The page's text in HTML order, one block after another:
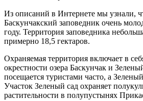
Из описаний в Интернете мы узнали,
Баскунчакский заповедник очень
году. Территория заповедника
примерно 18,5 гектаров.
Охраняемая территория включает в
окрестности озера Баскунчак и
посещается туристами часто, а
Участок Зеленый сад охраняет
растительности в полупустынях